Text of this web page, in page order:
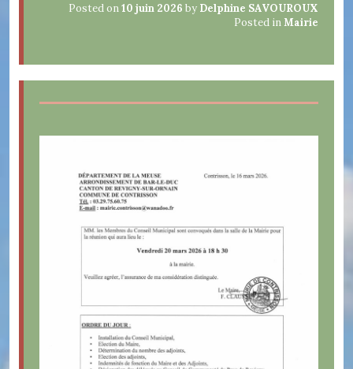
Posted on10 juin 2026 by Delphine SAVOUROUX
Posted in Mairie